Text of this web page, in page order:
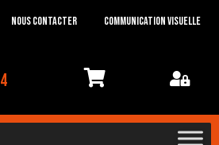
Nous contacter Communication visuelle